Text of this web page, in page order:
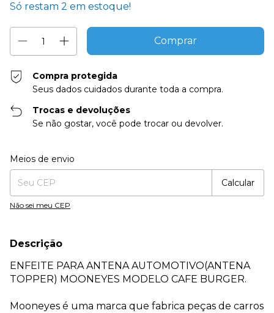
Só restam 2 em estoque!
Compra protegida
Seus dados cuidados durante toda a compra.
Trocas e devoluções
Se não gostar, você pode trocar ou devolver.
Entregas para o CEP:
Meios de envio
Calcular
Não sei meu CEP
Descrição
ENFEITE PARA ANTENA AUTOMOTIVO(ANTENA
TOPPER) MOONEYES MODELO CAFE BURGER.
Mooneyes é uma marca que fabrica peças de carros